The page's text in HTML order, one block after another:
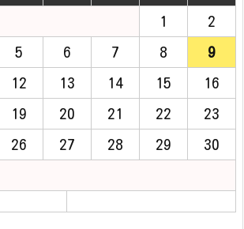
1 2
5 6 7 8 9
12 13 14 15 16
19 20 21 22 23
26 27 28 29 30